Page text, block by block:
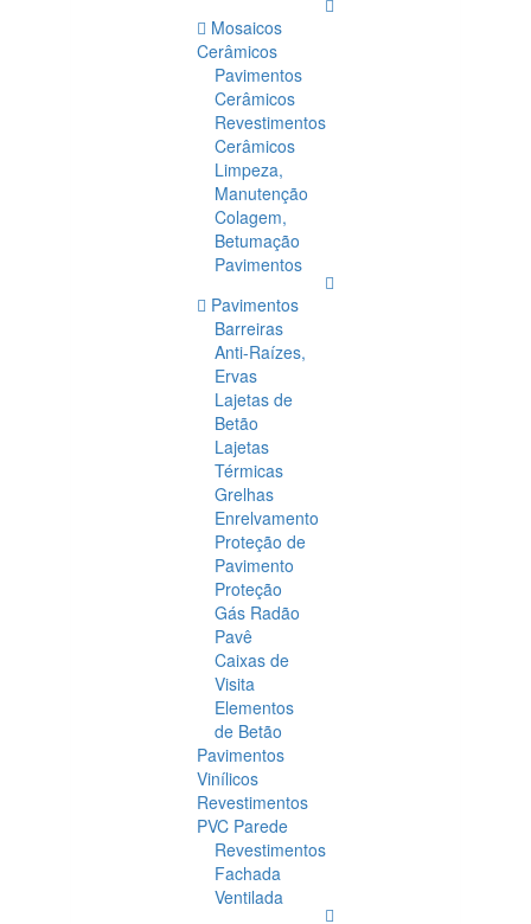
Mosaicos
Cerâmicos
Pavimentos
Cerâmicos
Revestimentos
Cerâmicos
Limpeza,
Manutenção
Colagem,
Betumação
Pavimentos
Pavimentos
Barreiras
Anti-Raízes,
Ervas
Lajetas de
Betão
Lajetas
Térmicas
Grelhas
Enrelvamento
Proteção de
Pavimento
Proteção
Gás Radão
Pavê
Caixas de
Visita
Elementos
de Betão
Pavimentos
Vinílicos
Revestimentos
PVC Parede
Revestimentos
Fachada
Ventilada